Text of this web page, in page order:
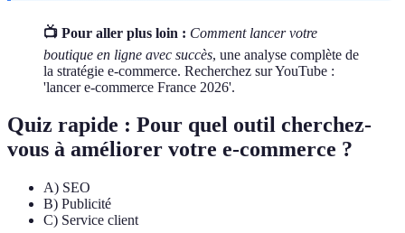
📺 Pour aller plus loin : Comment lancer votre
boutique en ligne avec succès, une analyse complète de
la stratégie e-commerce. Recherchez sur YouTube :
'lancer e-commerce France 2026'.
Quiz rapide : Pour quel outil cherchez-
vous à améliorer votre e-commerce ?
A) SEO
B) Publicité
C) Service client